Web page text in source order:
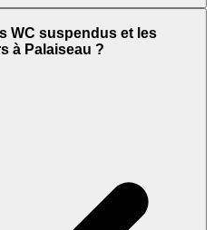
WC suspendus et les
à Palaiseau ?